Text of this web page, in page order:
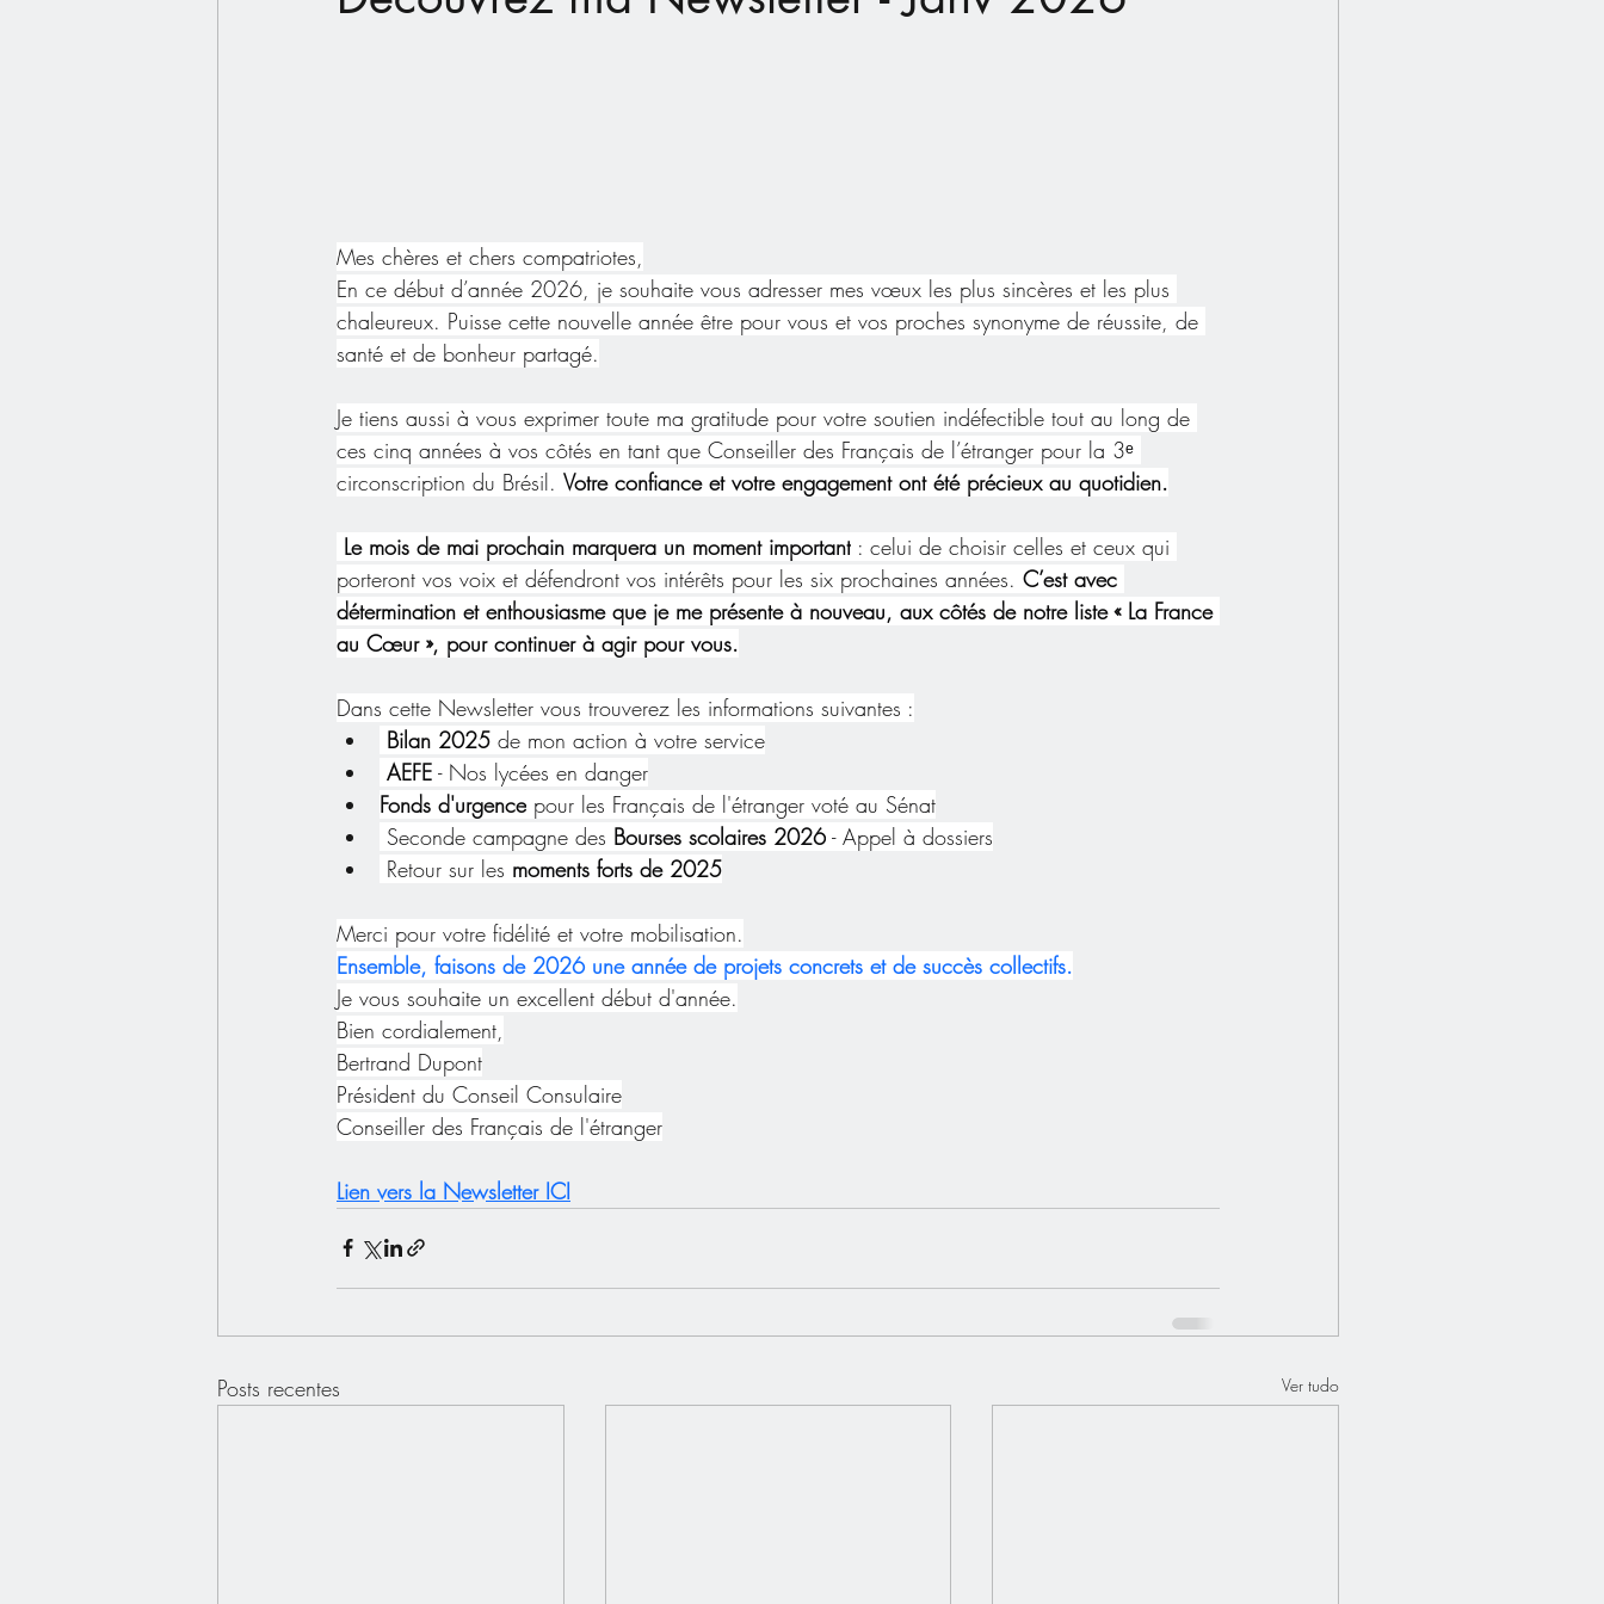
Mes chères et chers compatriotes,
En ce début d’année 2026, je souhaite vous adresser mes vœux les plus sincères et les plus
chaleureux. Puisse cette nouvelle année être pour vous et vos proches synonyme de réussite, de
santé et de bonheur partagé.
Je tiens aussi à vous exprimer toute ma gratitude pour votre soutien indéfectible tout au long de
ces cinq années à vos côtés en tant que Conseiller des Français de l’étranger pour la 3ᵉ
circonscription du Brésil. Votre confiance et votre engagement ont été précieux au quotidien.
Le mois de mai prochain marquera un moment important : celui de choisir celles et ceux qui
porteront vos voix et défendront vos intérêts pour les six prochaines années. C’est avec
détermination et enthousiasme que je me présente à nouveau, aux côtés de notre liste « La France
au Cœur », pour continuer à agir pour vous.
Dans cette Newsletter vous trouverez les informations suivantes :
Bilan 2025 de mon action à votre service
AEFE - Nos lycées en danger
Fonds d'urgence pour les Français de l'étranger voté au Sénat
Seconde campagne des Bourses scolaires 2026 - Appel à dossiers
Retour sur les moments forts de 2025
Merci pour votre fidélité et votre mobilisation.
Ensemble, faisons de 2026 une année de projets concrets et de succès collectifs.
Je vous souhaite un excellent début d'année.
Bien cordialement,
Bertrand Dupont
Président du Conseil Consulaire
Conseiller des Français de l'étranger
Lien vers la Newsletter ICI
Posts recentes Ver tudo